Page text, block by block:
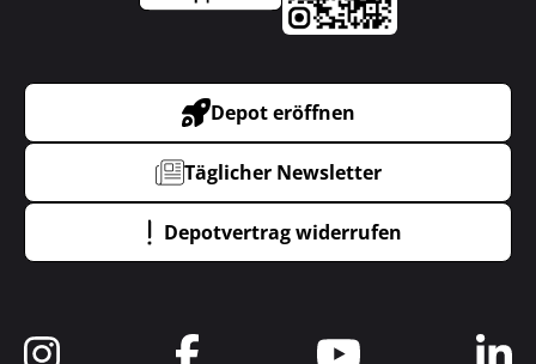
Depot eröffnen
Täglicher Newsletter
Depotvertrag widerrufen